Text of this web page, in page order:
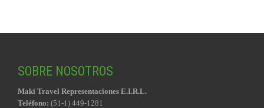
SOBRE NOSOTROS
Maki Travel Representaciones E.I.R.L.
Teléfono: (51-1) 449-1281